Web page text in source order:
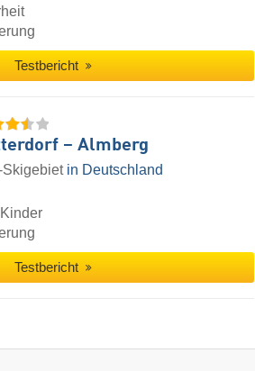
Testbericht
– Almberg
Skigebiet in Deutschland
Testbericht